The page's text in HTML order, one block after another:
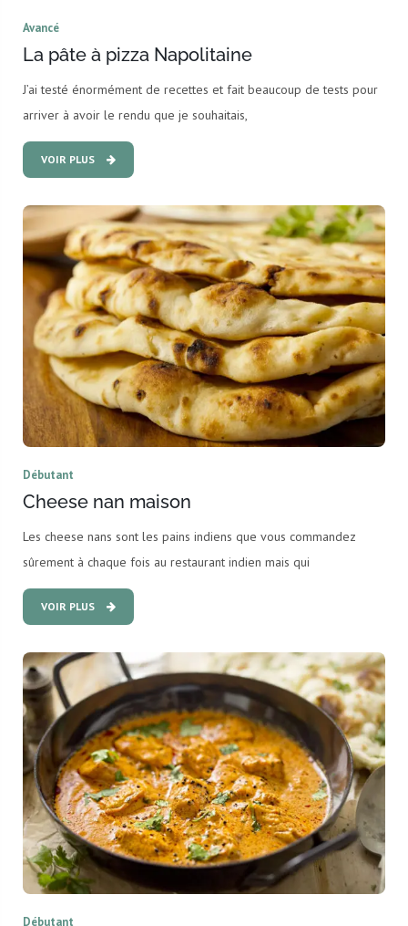
Avancé
La pâte à pizza Napolitaine
J’ai testé énormément de recettes et fait beaucoup de tests pour
arriver à avoir le rendu que je souhaitais,
VOIR PLUS
Débutant
Cheese nan maison
Les cheese nans sont les pains indiens que vous commandez
sûrement à chaque fois au restaurant indien mais qui
VOIR PLUS
Débutant